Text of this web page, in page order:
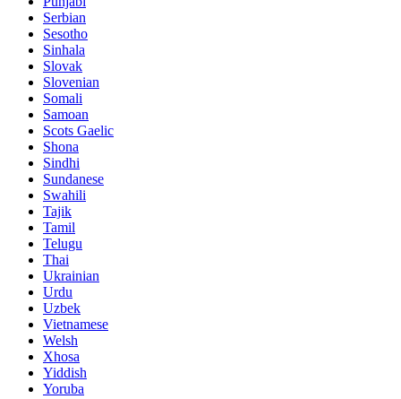
Serbian
Sesotho
Sinhala
Slovak
Slovenian
Somali
Samoan
Scots Gaelic
Shona
Sindhi
Sundanese
Swahili
Tajik
Tamil
Telugu
Thai
Ukrainian
Urdu
Uzbek
Vietnamese
Welsh
Xhosa
Yiddish
Yoruba